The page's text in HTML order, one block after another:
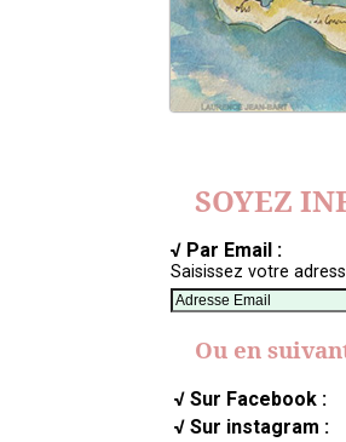
SOYEZ
√ Par Email :
Saisissez votre
Ou en
√ Sur Facebook :
√ Sur instagram :